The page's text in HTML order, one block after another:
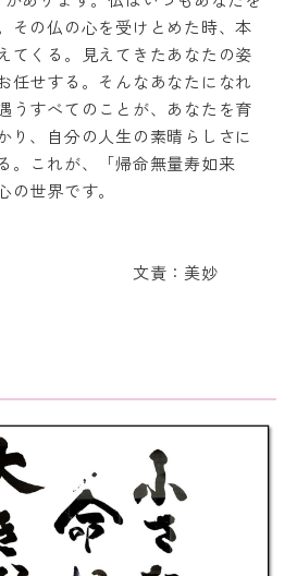
その仏の心を受けとめた時、本
てくる。見えてきたあなたの姿
任せする。そんなあなたになれ
うすべてのことが、あなたを育
り、自分の人生の素晴らしさに
。これが、「帰命無量寿如来
の世界です。
美妙